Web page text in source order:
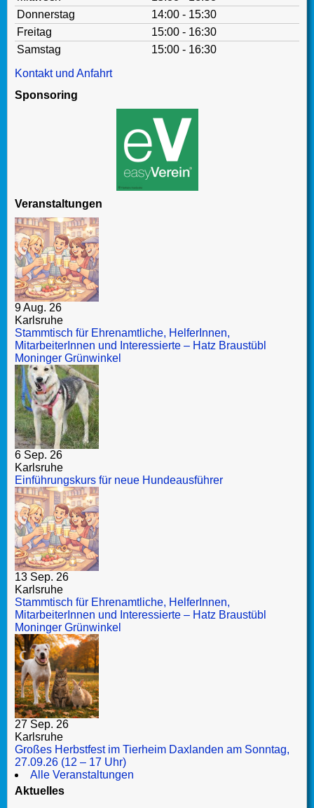
Donnerstag
14:00 - 15:30
Freitag
15:00 - 16:30
Samstag
15:00 - 16:30
Kontakt und Anfahrt
Sponsoring
Veranstaltungen
9 Aug. 26
Karlsruhe
Stammtisch für Ehrenamtliche, HelferInnen,
MitarbeiterInnen und Interessierte – Hatz Braustübl
Moninger Grünwinkel
6 Sep. 26
Karlsruhe
Einführungskurs für neue Hundeausführer
13 Sep. 26
Karlsruhe
Stammtisch für Ehrenamtliche, HelferInnen,
MitarbeiterInnen und Interessierte – Hatz Braustübl
Moninger Grünwinkel
27 Sep. 26
Karlsruhe
Großes Herbstfest im Tierheim Daxlanden am Sonntag,
27.09.26 (12 – 17 Uhr)
Alle Veranstaltungen
Aktuelles